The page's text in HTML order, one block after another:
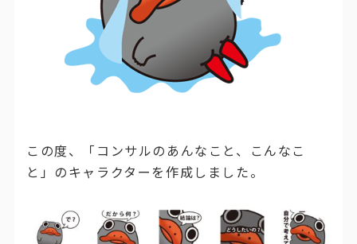
この度、「コンサルのあんなこと、こんなこ
と」のキャラクターを作成しました。